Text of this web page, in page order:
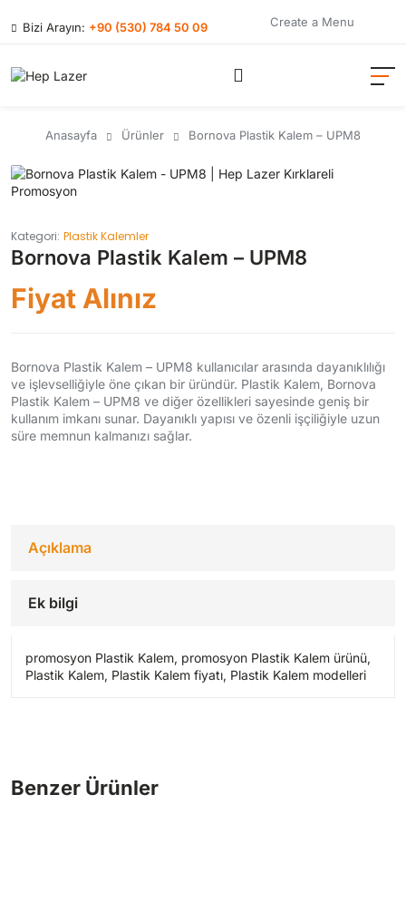
Bizi Arayın: +90 (530) 784 50 09 Create a Menu
Anasayfa Ürünler Bornova Plastik Kalem – UPM8
Kategori: Plastik Kalemler
Bornova Plastik Kalem – UPM8
Fiyat Alınız
Bornova Plastik Kalem – UPM8 kullanıcılar arasında dayanıklılığı
ve işlevselliğiyle öne çıkan bir üründür. Plastik Kalem, Bornova
Plastik Kalem – UPM8 ve diğer özellikleri sayesinde geniş bir
kullanım imkanı sunar. Dayanıklı yapısı ve özenli işçiliğiyle uzun
süre memnun kalmanızı sağlar.
Açıklama
Ek bilgi
promosyon Plastik Kalem, promosyon Plastik Kalem ürünü,
Plastik Kalem, Plastik Kalem fiyatı, Plastik Kalem modelleri